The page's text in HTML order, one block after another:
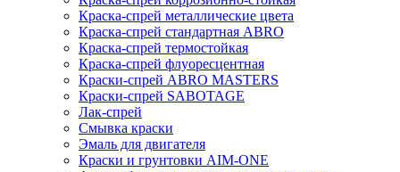
Краска-спрей металлические цвета
Краска-спрей стандартная ABRO
Краска-спрей термостойкая
Краска-спрей флуоресцентная
Краски-спрей ABRO MASTERS
Краски-спрей SABOTAGE
Лак-спрей
Смывка краски
Эмаль для двигателя
Краски и грунтовки AIM-ONE